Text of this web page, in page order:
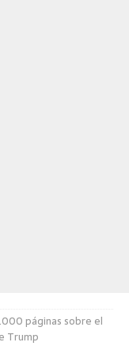
páginas sobre el
Trump